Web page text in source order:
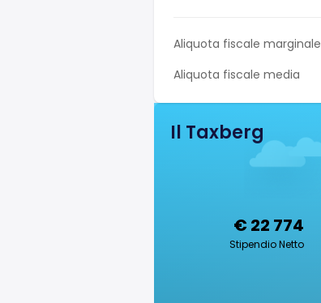
Aliquota fiscale marginale
Aliquota fiscale media
Il Taxberg
€ 22 774
Stipendio Netto